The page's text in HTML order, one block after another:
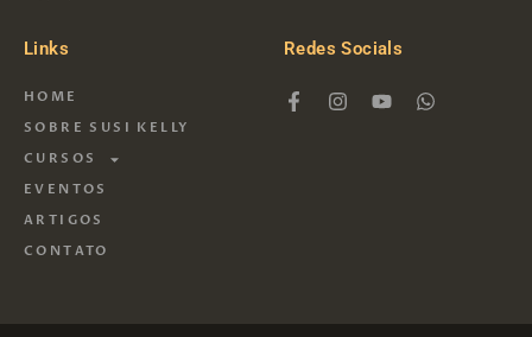
Links
HOME
SOBRE SUSI KELLY
CURSOS
EVENTOS
ARTIGOS
CONTATO
Redes Socials